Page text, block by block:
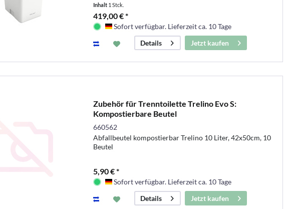
Inhalt 1 Stck.
419,00 € *
Deutschland
Sofort verfügbar. Lieferzeit ca. 10 Tage
Details
Jetzt kaufen
Zubehör für Trenntoilette Trelino Evo S:
Kompostierbare Beutel
660562
Abfallbeutel kompostierbar Trelino 10 Liter, 42x50cm, 10
Beutel
5,90 € *
Deutschland
Sofort verfügbar. Lieferzeit ca. 10 Tage
Details
Jetzt kaufen